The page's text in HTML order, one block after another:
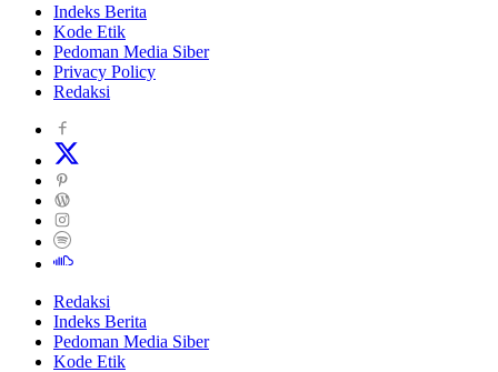
Indeks Berita
Kode Etik
Pedoman Media Siber
Privacy Policy
Redaksi
Redaksi
Indeks Berita
Pedoman Media Siber
Kode Etik